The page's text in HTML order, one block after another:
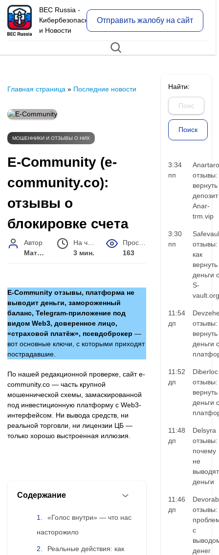
BEC Russia -
Кибербезопасность
и Новости
Отправить жалобу на сайт
Главная страница » Последние новости
МОШЕННИКИ И ОТЗЫВЫ О НИХ
E-Community (e-
community.co):
отзывы о
блокировке счета
Автор
Матвей Иванов
3 мин.
163
E-Community отзывы, платформа не
выводит деньги, замороженный
баланс, Telegram-приложение под
видом Web3, доверенное лицо,
«страховой платёж», псевдоброкер —
вот основные ключи, с которыми приходят
пострадавшие.
По нашей редакционной проверке, сайт e-
community.co — часть крупной
мошеннической схемы, замаскированной
под инвестиционную платформу с Web3-
интерфейсом. Ни вывода средств, ни
реальной торговли, ни лицензии ЦБ —
только хорошо выстроенная иллюзия.
Содержание
«Голос внутри» — что нас
насторожило
Реальные действия: как
Найти:
3:34
пп
отзывы:
вернуть
Anar-
trm.vip
3:30
пп
отзывы:
как
вернуть
деньги с
S-
vault.org
11:54
дп
отзывы:
вернуть
деньги с
11:52
дп
Diberloc
отзывы:
вернуть
деньги с
11:48
дп
Delsyra
отзывы:
почему
не
выводят
деньги
11:46
дп
отзывы:
с
денег